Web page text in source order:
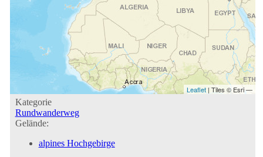
Leaflet | Tiles © Esri —
Kategorie
Rundwanderweg
Gelände:
alpines Hochgebirge